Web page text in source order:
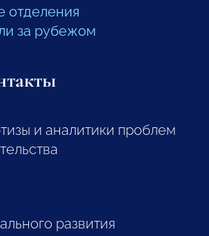
отделения
за рубежом
и аналитики проблем
развития